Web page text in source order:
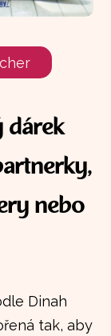
dárek
nebo
Dinah
tak, aby